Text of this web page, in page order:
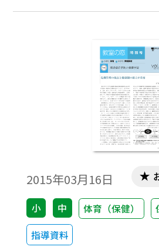
それが行動につながらねば
るが、従来からの感染症も
にはできない。
2015年03月16日
小 中 体育（保健）
指導資料